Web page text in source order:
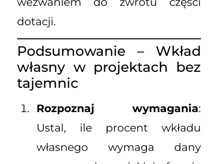
dotacji.
Podsumowanie – Wkład
własny w projektach bez
tajemnic
Rozpoznaj wymagania:
Ustal, ile procent wkładu
własnego wymaga dany